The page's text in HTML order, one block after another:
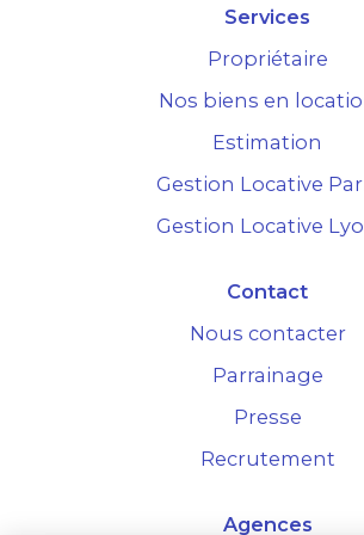
Services
Propriétaire
Nos biens en
Estimation
Gestion Locative
Gestion Locative
Contact
Nous contacter
Parrainage
Presse
Recrutement
Agences